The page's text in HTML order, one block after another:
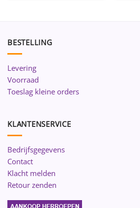
BESTELLING
Levering
Voorraad
Toeslag kleine orders
KLANTENSERVICE
Bedrijfsgegevens
Contact
Klacht melden
Retour zenden